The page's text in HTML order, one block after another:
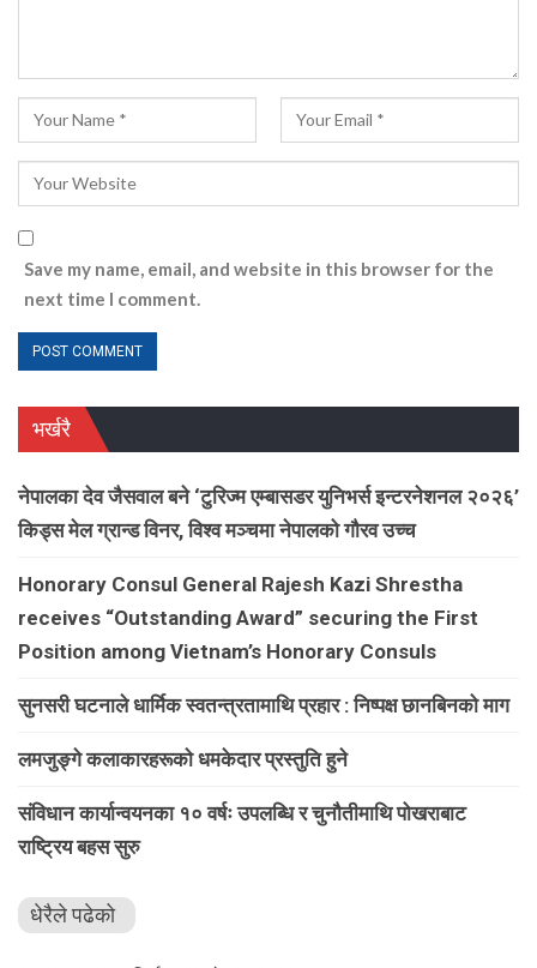
Save my name, email, and website in this browser for the
next time I comment.
भर्खरै
नेपालका देव जैसवाल बने ‘टुरिज्म एम्बासडर युनिभर्स इन्टरनेशनल २०२६’
किड्स मेल ग्रान्ड विनर, विश्व मञ्चमा नेपालको गौरव उच्च
Honorary Consul General Rajesh Kazi Shrestha
receives “Outstanding Award” securing the First
Position among Vietnam’s Honorary Consuls
सुनसरी घटनाले धार्मिक स्वतन्त्रतामाथि प्रहार : निष्पक्ष छानबिनको माग
लमजुङ्गे कलाकारहरूकाे धमकेदार प्रस्तुति हुने
संविधान कार्यान्वयनका १० वर्षः उपलब्धि र चुनौतीमाथि पोखराबाट
राष्ट्रिय बहस सुरु
धेरैले पढेको